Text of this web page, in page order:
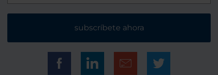
subscríbete ahora